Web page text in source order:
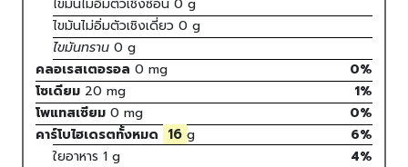
ไขมันไม่อิ่มตัวเชิงเดี่ยว 0 g
ไขมันทราน 0 g
คลอเรสเตอรอล 0 mg 0%
โซเดียม 20 mg 1%
โพแทสเซียม 0 mg 0%
คาร์โบไฮเดรตทั้งหมด 16 g 6%
ใยอาหาร 1 g
4%